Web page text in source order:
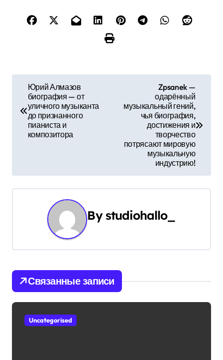
а
я
п
о
з
Юрий Алмазов
биография — от
уличного музыканта
до признанного
пианиста и
композитора
Zpsanek —
одарённый
музыкальный гений,
чья биография,
достижения и
творчество
потрясают мировую
музыкальную
индустрию!
By studiohallo_
Связанные записи
Uncategorised